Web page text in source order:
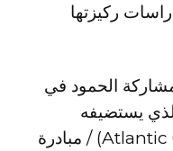
ركيزتها
الحمود في
العراق 2026” الذي يستضيفه
المجلس الأطلسي (Atlantic Council) / مبادرة